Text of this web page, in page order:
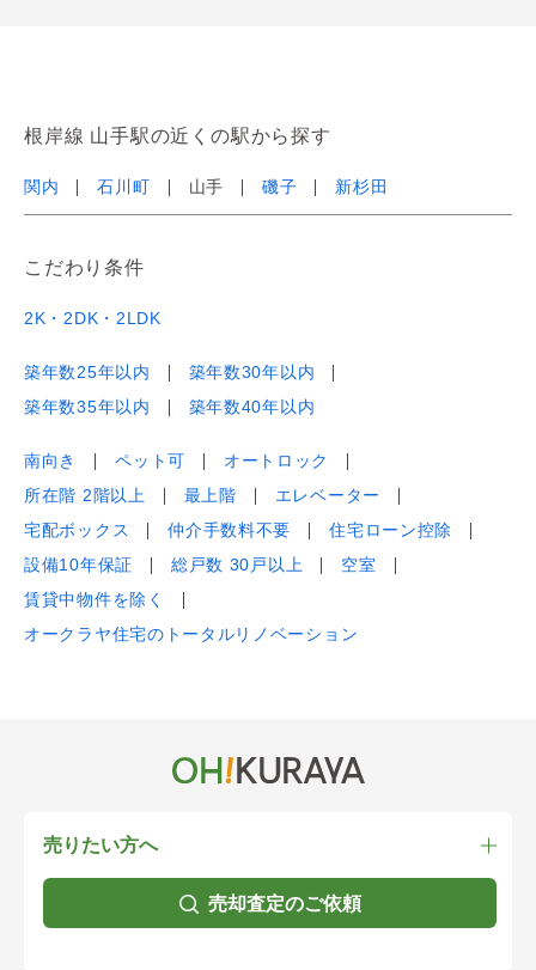
根岸線 山手駅の近くの駅から探す
関内 石川町 山手 磯子 新杉田
こだわり条件
2K・2DK・2LDK
築年数25年以内
築年数30年以内
築年数35年以内
築年数40年以内
南向き ペット可
オートロック
所在階 2階以上
最上階
エレベーター
宅配ボックス
仲介手数料不要
住宅ローン控除
設備10年保証
総戸数 30戸以上
空室
賃貸中物件を除く
オークラヤ住宅のトータルリノベーション
売りたい方へ
売却査定のご依頼